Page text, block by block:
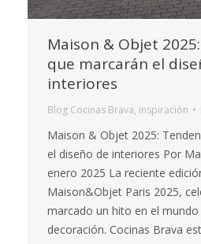
Maison & Objet
que marcarán el
interiores
Blog Cocinas Brava, inspiración
Maison & Objet 2025:
el diseño de interiores Por
enero 2025 La reciente
Maison&Objet Paris 2025,
marcado un hito en el mundo
decoración. Cocinas Brava